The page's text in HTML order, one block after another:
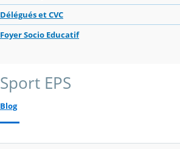
Délégués et CVC
Foyer Socio Educatif
Sport EPS
Blog